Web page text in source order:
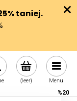
(leer) Menu
%20